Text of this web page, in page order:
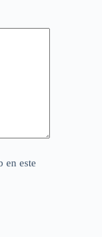
en este